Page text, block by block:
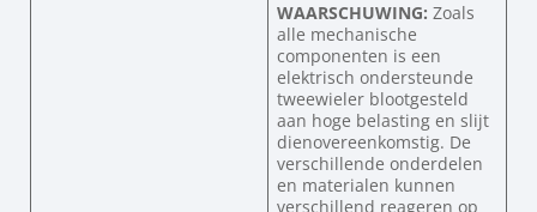
WAARSCHUWING: Zoals
alle mechanische
componenten is een
elektrisch ondersteunde
tweewieler blootgesteld
aan hoge belasting en slijt
dienovereenkomstig. De
verschillende onderdelen
en materialen kunnen
verschillend reageren op